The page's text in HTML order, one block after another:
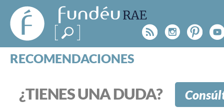
FundéuRAE
- Fundación
del Español
Urgente
Rss
RECOMENDACIONES
CATEGORÍAS
ESPECIALES
BLOG
¿TIENES UNA DUDA?